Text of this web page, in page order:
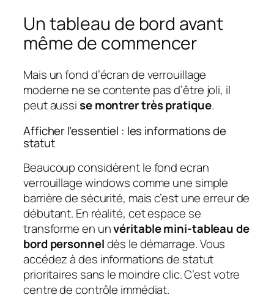
Un tableau de bord avant
même de commencer
Mais un fond d’écran de verrouillage
moderne ne se contente pas d’être joli, il
peut aussise montrer très pratique.
Afficher l’essentiel : les informations de
statut
Beaucoup considèrent le fond ecran
verrouillage windows comme une simple
barrière de sécurité, mais c’est une erreur de
débutant. En réalité, cet espace se
transforme en unvéritable mini-tableau de
bord personneldès le démarrage. Vous
accédez à des informations de statut
prioritaires sans le moindre clic. C’est votre
centre de contrôle immédiat.